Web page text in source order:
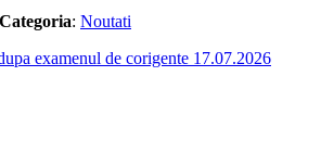
Categoria: Noutati
examenul de corigente 17.07.2026